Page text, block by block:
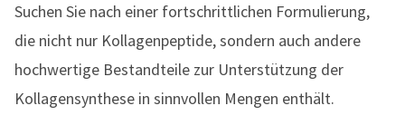
Suchen Sie nach einer fortschrittlichen Formulierung,
die nicht nur Kollagenpeptide, sondern auch andere
hochwertige Bestandteile zur Unterstützung der
Kollagensynthese in sinnvollen Mengen enthält.